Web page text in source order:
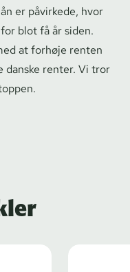
er påvirkede, hvor
blot få år siden.
at forhøje renten
danske renter. Vi tror